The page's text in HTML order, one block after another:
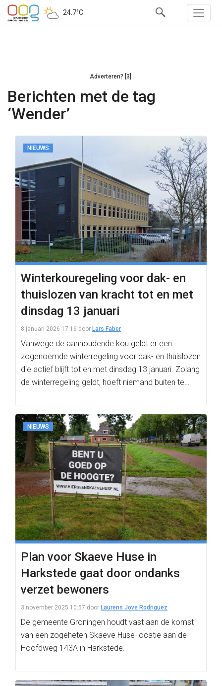
24.7°C
Adverteren? [3]
Berichten met de tag
‘Wender’
NIEUWS
Winterkouregeling voor dak- en
thuislozen van kracht tot en met
dinsdag 13 januari
8 januari 2026 17:16 door Lars Faber
Vanwege de aanhoudende kou geldt er een
zogenoemde winterregeling voor dak- en thuislozen
die actief blijft tot en met dinsdag 13 januari. Zolang
de winterregeling geldt, hoeft niemand buiten te…
NIEUWS
Plan voor Skaeve Huse in
Harkstede gaat door ondanks
verzet bewoners
3 november 2025 10:57 door Laurens Jove Rodriguez
De gemeente Groningen houdt vast aan de komst
van een zogeheten Skaeve Huse-locatie aan de
Hoofdweg 143A in Harkstede.